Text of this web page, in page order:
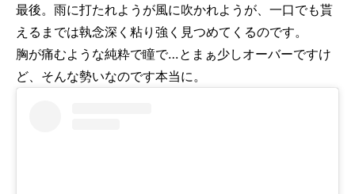
最後。雨に打たれようが風に吹かれようが、一口でも貰
えるまでは執念深く粘り強く見つめてくるのです。
胸が痛むような純粋で瞳で…とまぁ少しオーバーですけ
ど、そんな勢いなのです本当に。